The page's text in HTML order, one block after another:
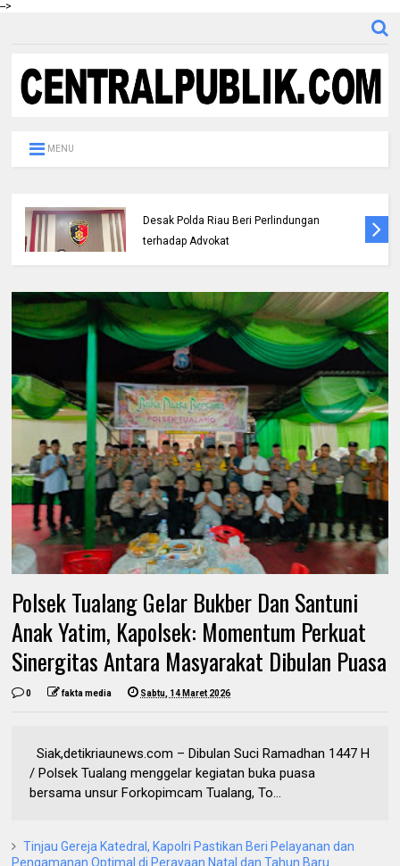
-->
MENU
Desak Polda Riau Beri Perlindungan
terhadap Advokat
Polsek Tualang Gelar Bukber Dan Santuni
Anak Yatim, Kapolsek: Momentum Perkuat
Sinergitas Antara Masyarakat Dibulan Puasa
0 fakta media Sabtu, 14 Maret 2026
Siak,detikriaunews.com – Dibulan Suci Ramadhan 1447 H
/ Polsek Tualang menggelar kegiatan buka puasa
bersama unsur Forkopimcam Tualang, To...
Tinjau Gereja Katedral, Kapolri Pastikan Beri Pelayanan dan
Pengamanan Optimal di Perayaan Natal dan Tahun Baru